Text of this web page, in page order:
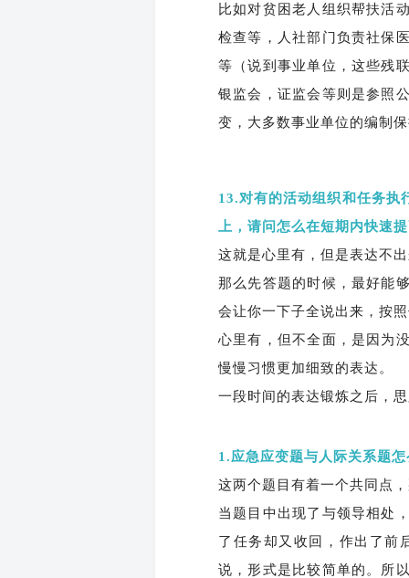
比如对贫困老人组织帮扶活
检查等，人社部门负责社保
等（说到事业单位，这些残
银监会，证监会等则是参照
变，大多数事业单位的编制
13.对有的活动组织和任务执
上，请问怎么在短期内快速
这就是心里有，但是表达不
那么先答题的时候，最好能
会让你一下子全说出来，按
心里有，但不全面，是因为
慢慢习惯更加细致的表达。
一段时间的表达锻炼之后，
1.应急应变题与人际关系题
这两个题目有着一个共同点
当题目中出现了与领导相处
了任务却又收回，作出了前
说，形式是比较简单的。所